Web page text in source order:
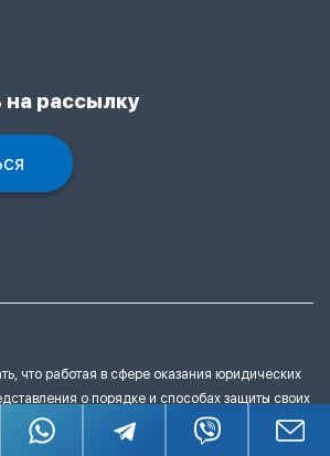
рассылку
что работая в сфере оказания юридических
о порядке и способах защиты своих
графические изображения, видеоматериалы и
прав, размещенные на нашем сайте.